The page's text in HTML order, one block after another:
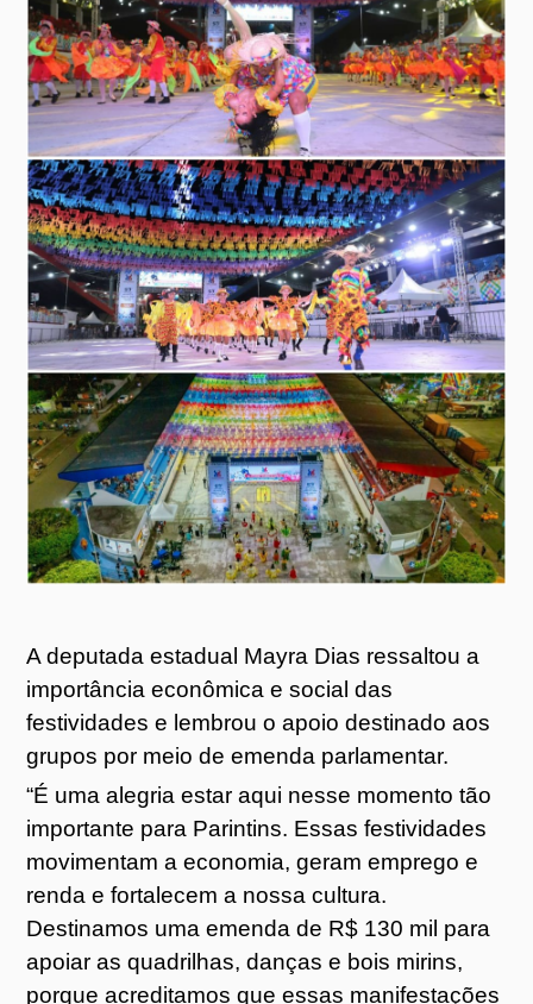
A deputada estadual Mayra Dias ressaltou a
importância econômica e social das
festividades e lembrou o apoio destinado aos
grupos por meio de emenda parlamentar.
“É uma alegria estar aqui nesse momento tão
importante para Parintins. Essas festividades
movimentam a economia, geram emprego e
renda e fortalecem a nossa cultura.
Destinamos uma emenda de R$ 130 mil para
apoiar as quadrilhas, danças e bois mirins,
porque acreditamos que essas manifestações